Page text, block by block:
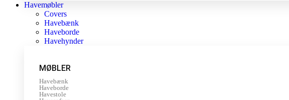
Havemøbler
Covers
Havebænk
Haveborde
Havehynder
MØBLER
Havebænk
Haveborde
Havestole